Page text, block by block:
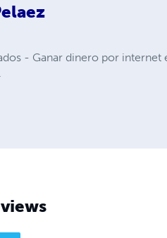
- Ganar dinero por internet